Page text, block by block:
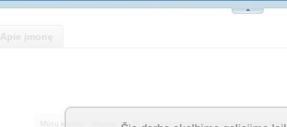
Apie įmonę
Mūsų klientei – daugiau nei 20 metų sėkmingai dirbančiai tarptautinei